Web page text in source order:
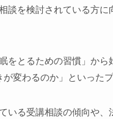
談を検討されている方
をとるための習慣」か
変わるのか」といった
いる受講相談の傾向や